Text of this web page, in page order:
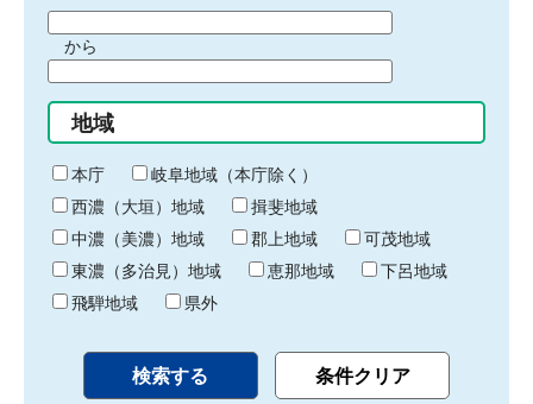
間
始
り
から
間
終
わ
り
地域
本庁
岐阜地域（本庁除く）
西濃（大垣）地域
揖斐地域
中濃（美濃）地域
郡上地域
可茂地域
東濃（多治見）地域
恵那地域
下呂地域
飛騨地域
県外